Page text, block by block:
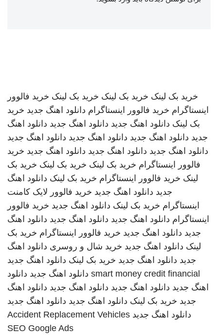
خرید بک لینک خرید بک لینک خرید بک لینک خرید فالوور
اینستاگرام خرید فالوور اینستاگرام دانلود اهنگ جدید خرید
بک لینک دانلود اهنگ جدید دانلود اهنگ جدید دانلود اهنگ
جدید دانلود اهنگ جدید دانلود اهنگ جدید دانلود اهنگ جدید
دانلود اهنگ جدید دانلود اهنگ جدید دانلود اهنگ جدید خرید
فالوور اینستاگرام خرید بک لینک خرید بک لینک خرید بک
لینک خرید فالوور اینستاگرام خرید بک لینک دانلود اهنگ
جدید دانلود اهنگ جدید خرید فالوور لایک کامنت
اینستاگرام خرید بک لینک دانلود اهنگ جدید خرید فالوور
اینستاگرام دانلود اهنگ جدید دانلود اهنگ جدید دانلود اهنگ
جدید دانلود اهنگ جدید خرید فالوور اینستاگرام خرید بک
لینک دانلود اهنگ جدید خرید شال و روسری دانلود اهنگ
جدید دانلود اهنگ جدید خرید بک لینک دانلود اهنگ جدید
smart money credit financial دانلود اهنگ جدید دانلود
اهنگ جدید دانلود اهنگ جدید دانلود اهنگ جدید دانلود اهنگ
جدید خرید بک لینک دانلود اهنگ جدید دانلود اهنگ جدید
دانلود اهنگ جدید Accident Replacement Vehicles
SEO Google Ads